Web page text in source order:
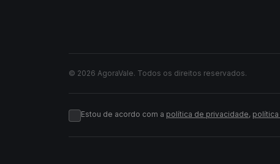
© 2026 AgoraVale. Todos os direitos reservados.
Estou de acordo com a política de privacidade,